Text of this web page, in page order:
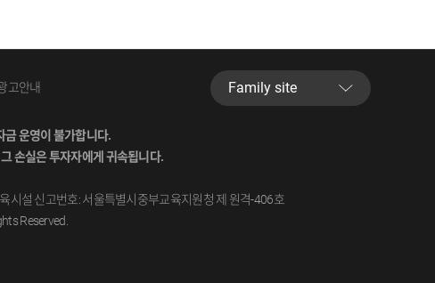
고안내 Familysite
금운영이불가합니다.
손실은투자자에게귀속됩니다.
시설신고번호:서울특별시중부교육지원청제원격-406호